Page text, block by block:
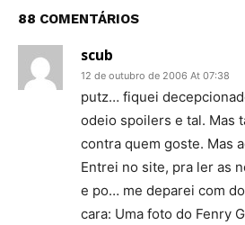
88 COMENTÁRIOS
scub
12 de outubro de 2006 At 07:38
putz… fiquei
odeio spoilers e tal. Mas
contra quem goste. Mas
Entrei no site, pra ler as
e po… me deparei com
cara: Uma foto do Fenry